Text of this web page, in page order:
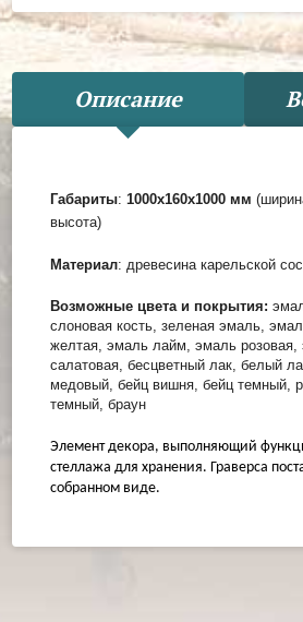
Описание
Габариты: 1000х160х1000 мм
высота)
Материал: древесина карельской
Возможные цвета и покрытия:
слоновая кость, зеленая эмаль,
желтая, эмаль лайм, эмаль розовая,
салатовая, бесцветный лак, белый
медовый, бейц вишня, бейц темный,
темный, браун
Элемент декора, выполняющий
стеллажа для хранения. Граверса
собранном виде.